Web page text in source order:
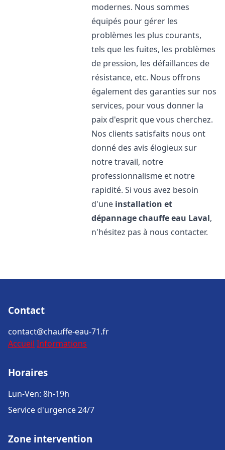
modernes. Nous sommes
équipés pour gérer les
problèmes les plus courants,
tels que les fuites, les problèmes
de pression, les défaillances de
résistance, etc. Nous offrons
également des garanties sur nos
services, pour vous donner la
paix d'esprit que vous cherchez.
Nos clients satisfaits nous ont
donné des avis élogieux sur
notre travail, notre
professionnalisme et notre
rapidité. Si vous avez besoin
d'une installation et
dépannage chauffe eau Laval,
n'hésitez pas à nous contacter.
Contact
contact@chauffe-eau-71.fr
Accueil Informations
Horaires
Lun-Ven: 8h-19h
Service d'urgence 24/7
Zone intervention